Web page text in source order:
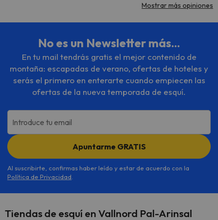
Mostrar más opiniones
No es un Newsletter más...
En tu mail tendrás gratis el mejor contenido de
montaña: escapadas de verano, ofertas de hoteles y
serás el primero en enterarte cuando empiecen las
ofertas de la nueva temporada de esquí.
Introduce tu email
Apuntarme GRATIS
Al suscribirte, confirmas haber leído y estar de acuerdo con la
Política de Privacidad
Tiendas de esquí en Vallnord Pal-Arinsal